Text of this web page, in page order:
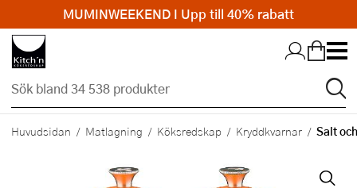
Hopp till huvudinnehållet
Huvudsidan Matlagning Köksredskap Kryddkvarnar Salt
MUMINWEEKEND I Upp till 40% rabatt